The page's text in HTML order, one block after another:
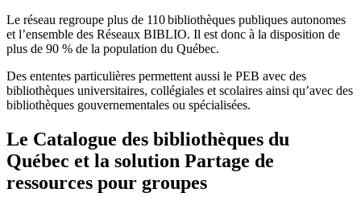
Le réseau regroupe plus de 110bibliothèques publiques autonomes
et l’ensemble des Réseaux BIBLIO. Il est donc à la disposition de
plus de 90 % de la population du Québec.
Des ententes particulières permettent aussi le PEB avec des
bibliothèques universitaires, collégiales et scolaires ainsi qu’avec des
bibliothèques gouvernementales ou spécialisées.
Le Catalogue des bibliothèques du
Québec et la solution Partage de
ressources pour groupes